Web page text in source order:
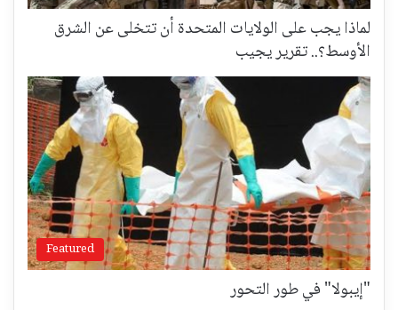
لماذا يجب على الولايات المتحدة أن تتخلى عن الشرق
الأوسط؟.. تقرير يجيب
Featured
"إيبولا" في طور التحور